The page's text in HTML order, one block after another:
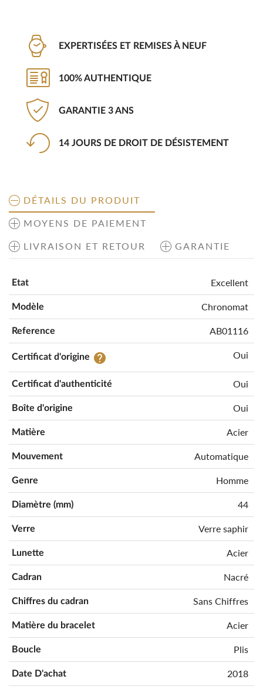
EXPERTISÉES ET REMISES À NEUF
100% AUTHENTIQUE
GARANTIE 3 ANS
14 JOURS DE DROIT DE DÉSISTEMENT
DÉTAILS DU PRODUIT
MOYENS DE PAIEMENT
LIVRAISON ET RETOUR GARANTIE
Etat Excellent
Modèle Chronomat
Reference AB01116
Certificat d'origine help Oui
Certificat d'authenticité Oui
Boîte d'origine Oui
Matière Acier
Mouvement Automatique
Genre Homme
Diamètre (mm) 44
Verre Verre saphir
Lunette Acier
Cadran Nacré
Chiffres du cadran Sans Chiffres
Matière du bracelet Acier
Boucle Plis
Date D'achat 2018